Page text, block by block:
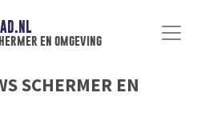
en omgeving
SCHERMER EN